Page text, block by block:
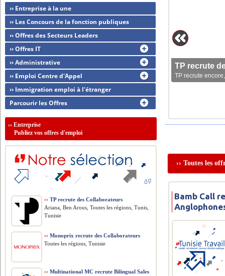
TP recrute
TP recrute
›› Toutes les
Bamb Call
›› Entreprise à la une
›› Les Concours de la fonction publiques
›› Offres des Secteurs Leaders
›› Offres IT
›› Administrative
›› Emploi Centre d'Appel
›› Immigration emploi à l'étranger
Parcourir les Offres
››Entreprise
Publiez vos offres d'emploi
›› TP recrute des Collaborateurs
Ariana, Ben Arous, Toutes les régions, Tunis,
Tunisie
›› Monoprix recrute des Collaborateurs
Toutes les régions, Tunisie
›› Multinational MC recrute Bilingual Sales